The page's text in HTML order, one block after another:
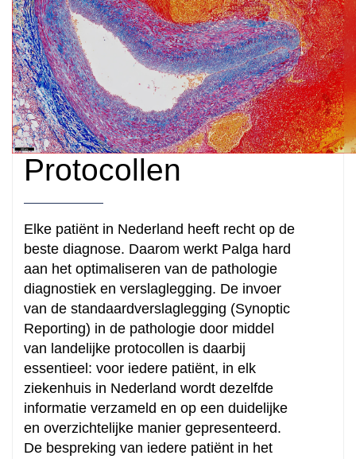
Protocollen
Elke patiënt in Nederland heeft recht op de
beste diagnose. Daarom werkt Palga hard
aan het optimaliseren van de pathologie
diagnostiek en verslaglegging. De invoer
van de standaardverslaglegging (Synoptic
Reporting) in de pathologie door middel
van landelijke protocollen is daarbij
essentieel: voor iedere patiënt, in elk
ziekenhuis in Nederland wordt dezelfde
informatie verzameld en op een duidelijke
en overzichtelijke manier gepresenteerd.
De bespreking van iedere patiënt in het